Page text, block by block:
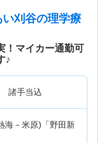
い刈谷の理学療
！マイカー通勤可
♪
諸手当込
海－米原)「野田新